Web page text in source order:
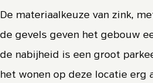
De materiaalkeuze van zink,
de gevels geven het gebouw
de nabijheid is een groot
het wonen op deze locatie erg